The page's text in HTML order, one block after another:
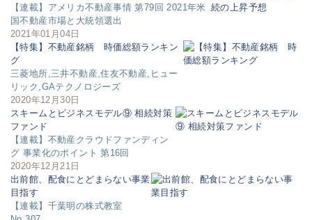
【連載】アメリカ不動産事情 第79回 2021年米
国不動産市場と大統領選出
2021年01月04日
【特集】不動産銘柄 時価総額ランキン
グ
三菱地所,三井不動産,住友不動産,ヒュー
リック,GAテクノロジーズ
2020年12月30日
スキームとビジネスモデル⑨ 相続対策
ファンド
【連載】不動産クラウドファンディン
グ 事業化のポイント 第16回
2020年12月21日
出前館、配食にとどまらない事業
目指す
【連載】千葉明の株式教室